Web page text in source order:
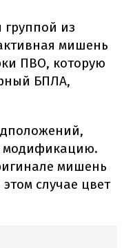
из
мишень
ПВО, которую
БПЛА,
модификацию.
мишень
случае цвет